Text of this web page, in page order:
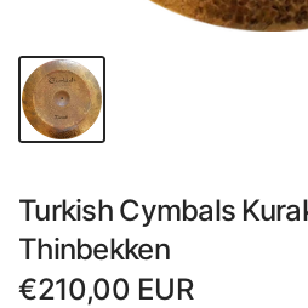
Turkish Cymbals
Thinbekken
€210,00 EUR